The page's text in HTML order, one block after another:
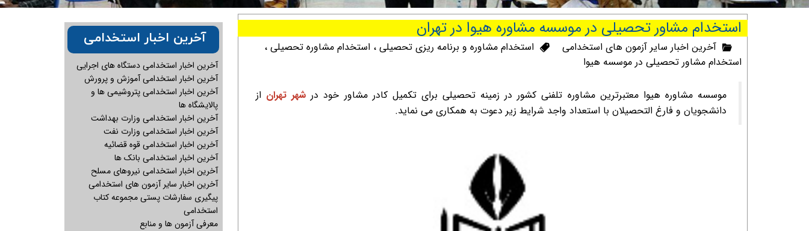
استخدام مشاور تحصیلی در موسسه مشاوره هیوا در تهران
آخرین اخبار سایر آزمون های استخدامی استخدام مشاوره و برنامه ریزی تحصیلی ، استخدام مشاوره تحصیلی ،
استخدام مشاور تحصیلی در موسسه هیوا
موسسه مشاوره هیوا معتبرترین مشاوره تلفنی کشور در زمینه تحصیلی برای تکمیل کادر مشاور خود در شهر تهران از
دانشجویان و فارغ التحصیلان با استعداد واجد شرایط زیر دعوت به همکاری می نماید.
آخرین اخبار استخدامی دستگاه های اجرایی
آخرین اخبار استخدامی آموزش و پرورش
آخرین اخبار استخدامی پتروشیمی ها و
پالایشگاه ها
آخرین اخبار استخدامی وزارت بهداشت
آخرین اخبار استخدامی وزارت نفت
آخرین اخبار استخدامی قوه قضائیه
آخرین اخبار استخدامی بانک ها
آخرین اخبار استخدامی نیروهای مسلح
آخرین اخبار سایر آزمون های استخدامی
پیگیری سفارشات پستی مجموعه کتاب
استخدامی
معرفی آزمون ها و منابع
آخرین اخبار استخدامی